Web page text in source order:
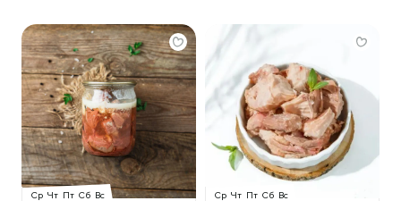
Ср Чт Пт Сб Вс Ср Чт Пт Сб Вс